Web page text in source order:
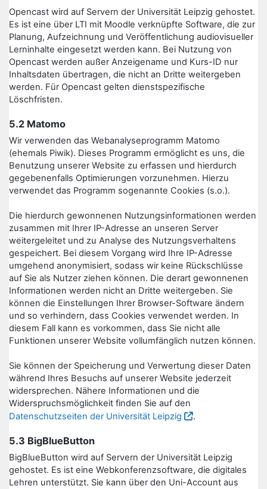
Opencast wird auf Servern der Universität Leipzig gehostet.
Es ist eine über LTI mit Moodle verknüpfte Software, die zur
Planung, Aufzeichnung und Veröffentlichung audiovisueller
Lerninhalte eingesetzt werden kann. Bei Nutzung von
Opencast werden außer Anzeigename und Kurs-ID nur
Inhaltsdaten übertragen, die nicht an Dritte weitergeben
werden. Für Opencast gelten dienstspezifische
Löschfristen.
5.2 Matomo
Wir verwenden das Webanalyseprogramm Matomo
(ehemals Piwik). Dieses Programm ermöglicht es uns, die
Benutzung unserer Website zu erfassen und hierdurch
gegebenenfalls Optimierungen vorzunehmen. Hierzu
verwendet das Programm sogenannte Cookies (s.o.).
Die hierdurch gewonnenen Nutzungsinformationen werden
zusammen mit Ihrer IP-Adresse an unseren Server
weitergeleitet und zu Analyse des Nutzungsverhaltens
gespeichert. Bei diesem Vorgang wird Ihre IP-Adresse
umgehend anonymisiert, sodass wir keine Rückschlüsse
auf Sie als Nutzer ziehen können. Die derart gewonnenen
Informationen werden nicht an Dritte weitergeben. Sie
können die Einstellungen Ihrer Browser-Software ändern
und so verhindern, dass Cookies verwendet werden. In
diesem Fall kann es vorkommen, dass Sie nicht alle
Funktionen unserer Website vollumfänglich nutzen können.
Sie können der Speicherung und Verwertung dieser Daten
während Ihres Besuchs auf unserer Website jederzeit
widersprechen. Nähere Informationen und die
Widerspruchsmöglichkeit finden Sie auf den
Datenschutzseiten der Universität Leipzig
.
5.3 BigBlueButton
BigBlueButton wird auf Servern der Universität Leipzig
gehostet. Es ist eine Webkonferenzsoftware, die digitales
Lehren unterstützt. Sie kann über den Uni-Account aus